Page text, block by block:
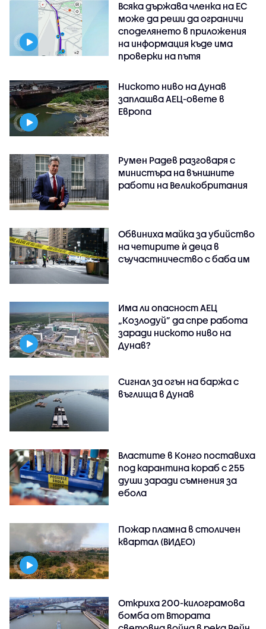
Всяка държава членка на ЕС
може да реши да ограничи
споделянето в приложения
на информация къде има
проверки на пътя
Ниското ниво на Дунав
заплашва АЕЦ-овете в
Европа
Румен Радев разговаря с
министъра на външните
работи на Великобритания
Обвиниха майка за убийство
на четирите ѝ деца в
съучастничество с баба им
Има ли опасност АЕЦ
„Козлодуй” да спре работа
заради ниското ниво на
Дунав?
Сигнал за огън на баржа с
въглища в Дунав
Властите в Конго поставиха
под карантина кораб с 255
души заради съмнения за
ебола
Пожар пламна в столичен
квартал (ВИДЕО)
Откриха 200-килограмова
бомба от Втората